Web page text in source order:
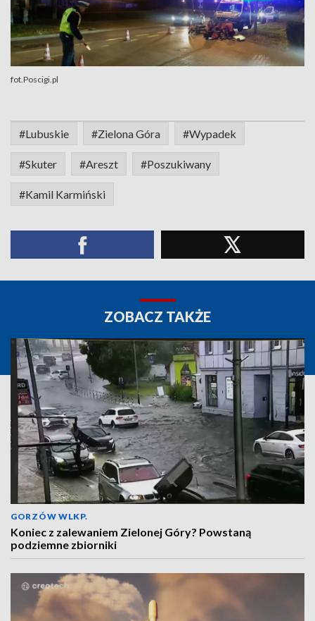
fot.Poscigi.pl
#Lubuskie #Zielona Góra #Wypadek
#Skuter #Areszt #Poszukiwany
#Kamil Karmiński
ZOBACZ TAKŻE
GORZÓW WLKP.
Koniec z zalewaniem Zielonej Góry? Powstaną
podziemne zbiorniki